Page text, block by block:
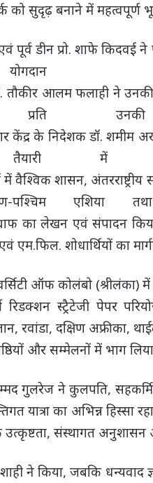
सुदृढ़ बनाने में महत्वपूर्ण
डीन प्रो. शाफे किदवई ने
तौकीर आलम फलाही ने
केंद्र के निदेशक डॉ. शमीम
तैयारी में
में वैश्विक शासन,
पश्चिम एशिया
का लेखन एवं संपादन
एम.फिल. शोधार्थियों का
ऑफ कोलंबो
रिडक्शन स्ट्रैटेजी पेपर
रवांडा, दक्षिण
और सम्मेलनों में भाग
गुलरेज ने कुलपति,
यात्रा का अभिन्न हिस्सा
उत्कृष्टता, संस्थागत
ने किया, जबकि धन्यवाद